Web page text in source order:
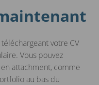
votre CV
Vous pouvez
attachment, comme
au bas du